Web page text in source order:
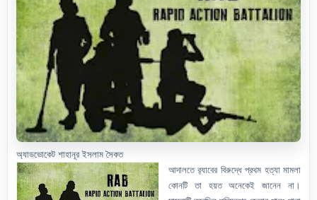
অ্যাডভোকেট শাহানূর ইসলাম সৈকত
আদালতে র‍্যাবের বিরুদ্ধে প্রথম হত্যা মামলা
কোনটি তা হয়ত অনেকেই জানেন না।